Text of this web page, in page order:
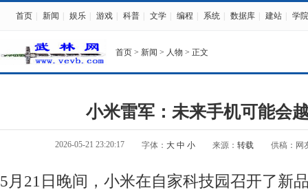
首页 新闻 娱乐 游戏 科普 文学 编程 系统 数据库 建站 学院
首页 > 新闻 > 人物 > 正文
小米雷军：未来手机可能会
2026-05-21 23:20:17 字体： 大 中 小 来源： 转载 供稿：网
5月21日晚间，小米在自家科技园召开了新